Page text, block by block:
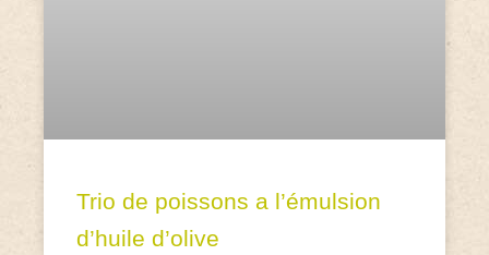
Trio de poissons a l’émulsion
d’huile d’olive